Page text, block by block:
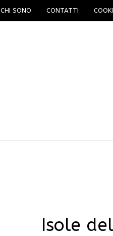
CHI SONO CONTATTI
Isole